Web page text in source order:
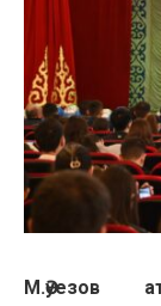
М.Әуезов